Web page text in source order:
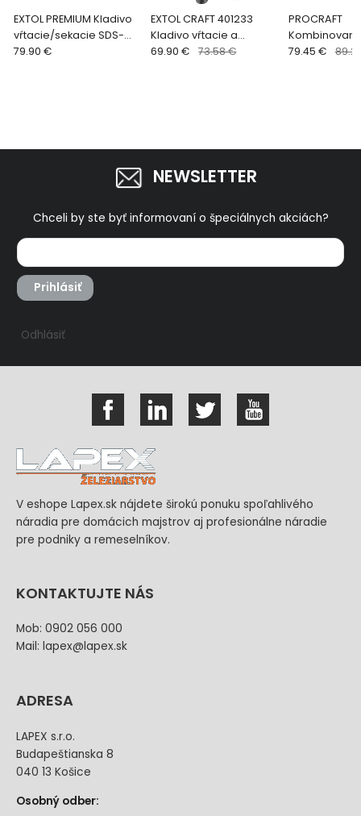
EXTOL PREMIUM Kladivo
vŕtacie/sekacie SDS-
plus 1050W 3,4J 8890250
79.90 €
EXTOL CRAFT 401233
Kladivo vŕtacie a
sekacie, SDS-plus,
69.90 € 73.58 €
PROCRAFT
sekacie
79.45 €
NEWSLETTER
Chceli by ste byť informovaní o špeciálnych akciách?
Prihlásiť
Odhlásiť
V eshope Lapex.sk nájdete širokú ponuku spoľahlivého
náradia pre domácich majstrov aj profesionálne náradie
pre podniky a remeselníkov.
KONTAKTUJTE NÁS
Mob: 0902 056 000
Mail: lapex@lapex.sk
ADRESA
LAPEX s.r.o.
Budapeštianska 8
040 13 Košice
Osobný odber: